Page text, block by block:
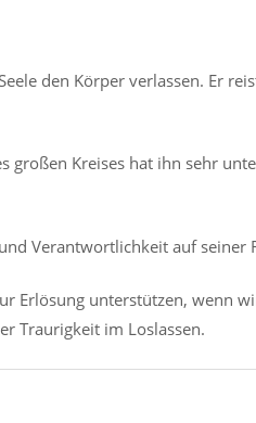
den Körper verlassen. Er
großen Kreises hat ihn sehr
Verantwortlichkeit auf seiner
Erlösung unterstützen, wenn
Traurigkeit im Loslassen.